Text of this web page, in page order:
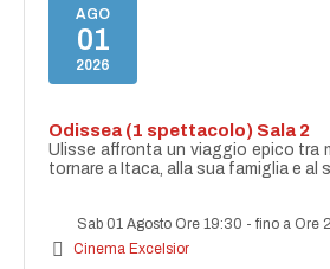
AGO
01
2026
Odissea (1 spettacolo) Sala 2
Ulisse affronta un viaggio epico tra
tornare a Itaca, alla sua famiglia e al
Sab 01 Agosto Ore 19:30 -fino a Ore
Cinema Excelsior